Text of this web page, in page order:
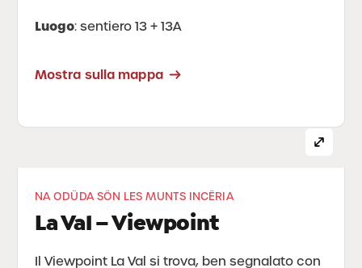
Luogo: sentiero 13 + 13A
Mostra sulla mappa
NA ODÜDA SÖN LES MUNTS INCËRIA
La Val – Viewpoint
Il Viewpoint La Val si trova, ben segnalato con